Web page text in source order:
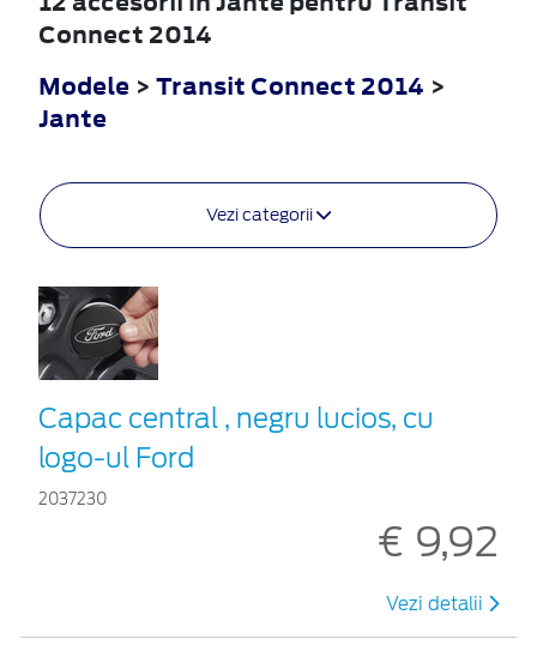
Connect 2014
Modele > Transit Connect 2014 >
Jante
Vezi categorii
Capac central , negru lucios, cu
logo-ul Ford
2037230
€ 9,92
Vezi detalii